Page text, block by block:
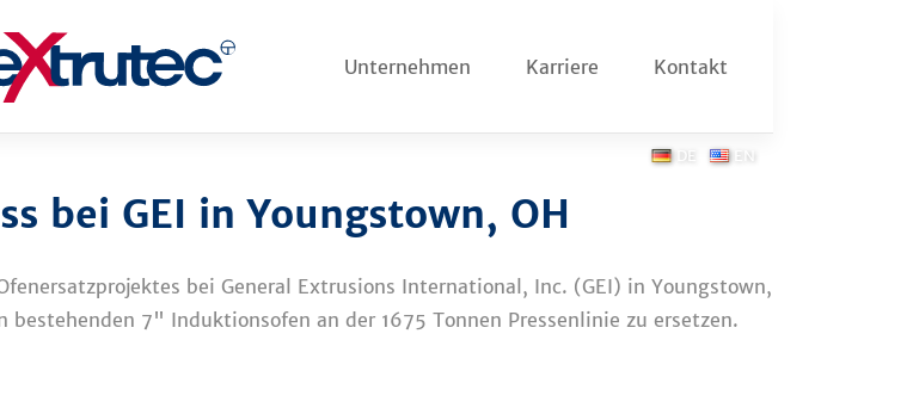
Unternehmen Karriere Kontakt
DE EN
bei GEI in Youngstown, OH
bei General Extrusions International, Inc. (GEI) in Youngstown,
7" Induktionsofen an der 1675 Tonnen Pressenlinie zu ersetzen.